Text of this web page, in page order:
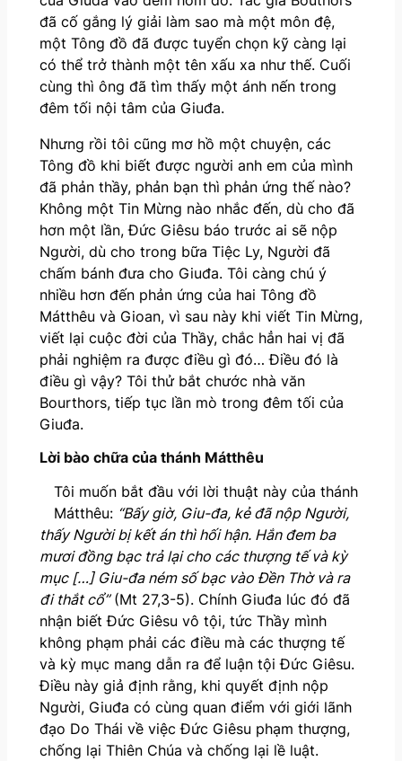
đã cố gắng lý giải làm sao mà một môn đệ,
một Tông đồ đã được tuyển chọn kỹ càng lại
có thể trở thành một tên xấu xa như thế. Cuối
cùng thì ông đã tìm thấy một ánh nến trong
đêm tối nội tâm của Giuđa.
Nhưng rồi tôi cũng mơ hồ một chuyện, các
Tông đồ khi biết được người anh em của mình
đã phản thầy, phản bạn thì phản ứng thế nào?
Không một Tin Mừng nào nhắc đến, dù cho đã
hơn một lần, Đức Giêsu báo trước ai sẽ nộp
Người, dù cho trong bữa Tiệc Ly, Người đã
chấm bánh đưa cho Giuđa. Tôi càng chú ý
nhiều hơn đến phản ứng của hai Tông đồ
Mátthêu và Gioan, vì sau này khi viết Tin Mừng,
viết lại cuộc đời của Thầy, chắc hẳn hai vị đã
phải nghiệm ra được điều gì đó… Điều đó là
điều gì vậy? Tôi thử bắt chước nhà văn
Bourthors, tiếp tục lần mò trong đêm tối của
Giuđa.
Lời bào chữa của thánh Mátthêu
Tôi muốn bắt đầu với lời thuật này của thánh
Mátthêu: “Bấy giờ, Giu-đa, kẻ đã nộp Người,
thấy Người bị kết án thì hối hận. Hắn đem ba
mươi đồng bạc trả lại cho các thượng tế và kỳ
mục […] Giu-đa ném số bạc vào Đền Thờ và ra
đi thắt cổ”(Mt 27,3-5). Chính Giuđa lúc đó đã
nhận biết Đức Giêsu vô tội, tức Thầy mình
không phạm phải các điều mà các thượng tế
và kỳ mục mang dẫn ra để luận tội Đức Giêsu.
Điều này giả định rằng, khi quyết định nộp
Người, Giuđa có cùng quan điểm với giới lãnh
đạo Do Thái về việc Đức Giêsu phạm thượng,
chống lại Thiên Chúa và chống lại lề luật.